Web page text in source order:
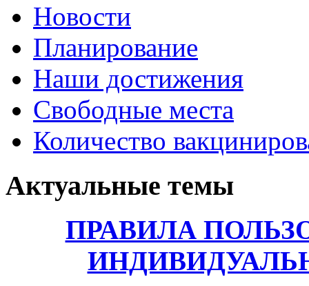
Новости
Планирование
Наши достижения
Свободные места
Количество
Актуальные темы
ПРАВИЛА